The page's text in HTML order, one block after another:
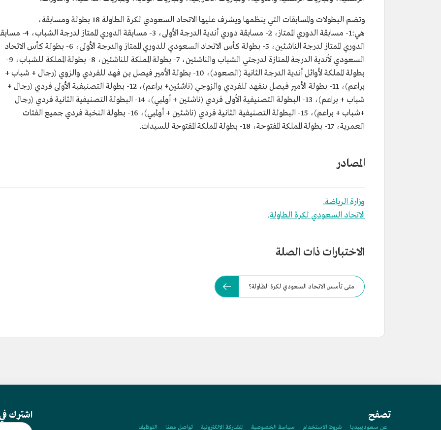
وتضم البطولات والمسابقات التي ينظمها ويشرف عليها الاتحاد السعودي لكرة الطاولة 18 بطولة ومسابقة،
هي:1- مسابقة الدوري الممتاز، 2- مسابقة دوري أندية الدرجة الأولى، 3- مسابقة الدوري الممتاز
الدوري الممتاز لدرجة الناشئين، 5- بطولة كأس الاتحاد السعودي للدوري الممتاز والدرجة الأولى، 6- بطولة كأس الاتحاد
السعودي لأندية الدرجة الممتازة لدرجتي الشباب والناشئين، 7- بطولة المملكة للناشئين، 8- بطولة المملكة للشباب، 9-
بطولة المملكة لأوائل أندية الدرجة الثانية (الصعود)، 10- بطولة الأمير فيصل بن فهد للفردي والزوي (رجال + شباب +
براعم)، 11- بطولة الأمير فيصل بنفهد للفردي والزوجي (ناشئين+ براعم)، 12- بطولة التصنيفية الأولى فردي (رجال +
شباب + براعم)، 13- البطولة التصنيفية الأولى فردي (ناشئين + أولمبي)، 14- البطولة التصنيفية الثانية فردي (رجال
+شباب + براعم)، 15- البطولة التصنيفية الثانية فردي (ناشئين + أولمبي)، 16- بطولة النخبة فردي جميع الفئات
العمرية، 17- بطولة المملكة المفتوحة، 18- بطولة المملكة المفتوحة للسيدات.
المصادر
وزارة الرياضة.
الاتحاد السعودي لكرة الطاولة.
الاختبارات ذات الصلة
متى تأسس الاتحاد السعودي لكرة الطاولة؟
تصفح
عن سعوديبيديا شروط الاستخدام سياسة الخصوصية المشاركة الإلكترونية تواصل معنا التوظيف
اشترك